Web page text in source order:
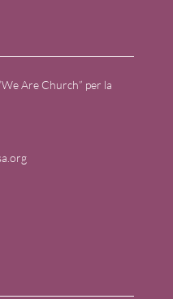
Are Church” per la